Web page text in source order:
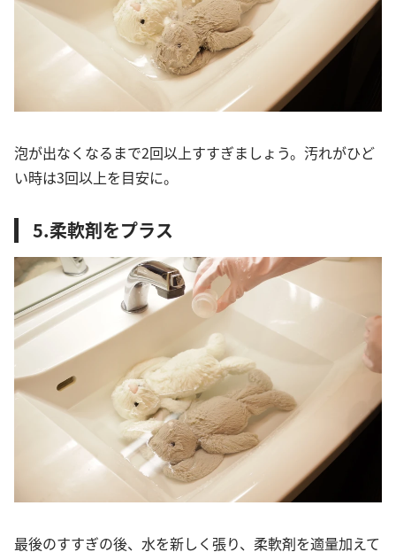
泡が出なくなるまで2回以上すすぎましょう。汚れがひど
い時は3回以上を目安に。
5.柔軟剤をプラス
最後のすすぎの後、水を新しく張り、柔軟剤を適量加えて